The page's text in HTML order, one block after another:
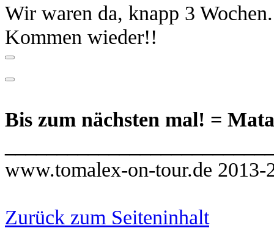
Wir waren da, knapp 3
Kommen wieder!!
Bis zum nächsten mal! =
www.tomalex-on-tour.de 2013-
Zurück zum Seiteninhalt